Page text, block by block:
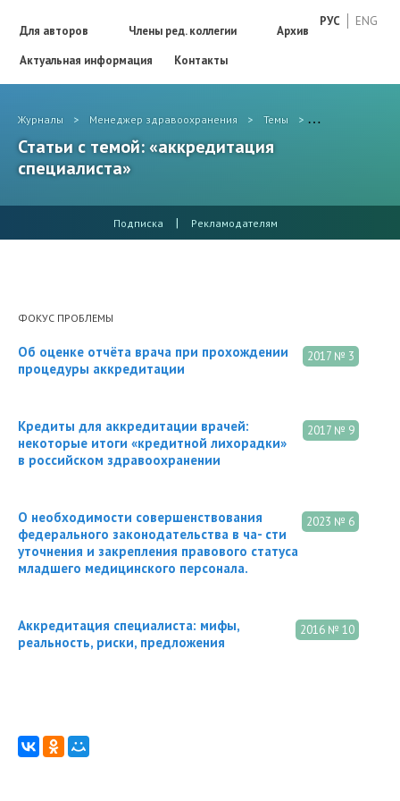
РУС ENG
Для авторов Члены ред. коллегии
Архив
Актуальная информация
Контакты
Журналы > Менеджер здравоохранения > Темы > аккредитация
Статьи с темой: «аккредитация
специалиста»
Подписка | Рекламодателям
ФОКУС ПРОБЛЕМЫ
2017 № 3
Об оценке отчёта врача при прохождении
процедуры аккредитации
2017 № 9
Кредиты для аккредитации врачей:
некоторые итоги «кредитной лихорадки»
в российском здравоохранении
2023 № 6
О необходимости совершенствования
федерального законодательства в ча- сти
уточнения и закрепления правового статуса
младшего медицинского персонала.
2016 № 10
Аккредитация специалиста: мифы,
реальность, риски, предложения